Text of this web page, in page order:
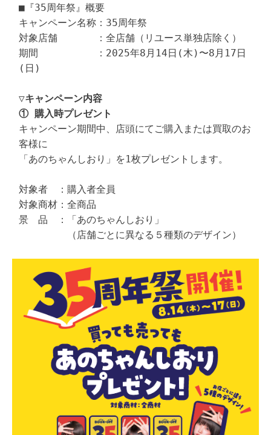
■『35周年祭』概要
キャンペーン名称：35周年祭
対象店舗　　　　：全店舗（リユース単独店除く）
期間　　　　　　：2025年8月14日(木)〜8月17日
(日)
▽キャンペーン内容
① 購入時プレゼント
キャンペーン期間中、店頭にてご購入または買取のお
客様に
「あのちゃんしおり」を1枚プレゼントします。
対象者　：購入者全員
対象商材：全商品
景　品　：「あのちゃんしおり」
（店舗ごとに異なる５種類のデザイン）